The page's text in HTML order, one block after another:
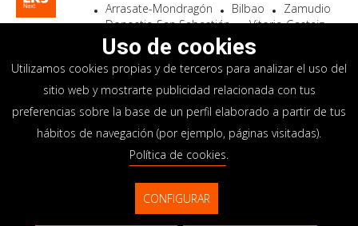
Arrasate-Mondragón Bilbao
Zamudio
Donostia-San Sebastián
Vitoria-Gasteiz
Madrid
El Astillero Bidart
SEDE SOCIAL
Goiru, 7 Arrasate-Mondragón
CP 20500 GIPUZKOA – SPAIN
+34 900 84 14 14
info@lksnext.com
Aviso legal
Portal de privacidad
Uso de cookies
Utilizamos cookies propias y de terceros para analizar el uso del
sitio web y mostrarte publicidad relacionada con tus
preferencias sobre la base de un perfil elaborado a partir de tus
hábitos de navegación (por ejemplo, páginas visitadas).
Política de cookies.
CONFIGURAR